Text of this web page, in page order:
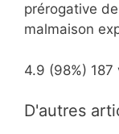
prérogative
malmaison
4.9 (98%) 187
D'autres